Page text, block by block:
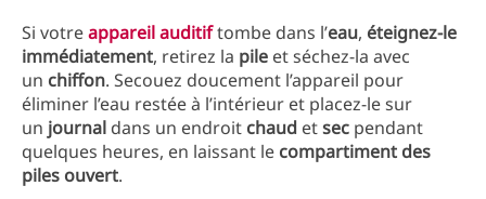
Si votreappareil auditiftombe dans l’eau, éteignez-le
immédiatement, retirez la pile et séchez-la avec
un chiffon. Secouez doucement l’appareil pour
éliminer l’eau restée à l’intérieur et placez-le sur
un journal dans un endroit chaud etsec pendant
quelques heures, en laissant le compartiment des
piles ouvert.